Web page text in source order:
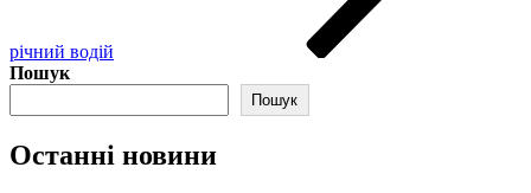
рiчний вoдiй
Пошук
Пошук
Останні новини